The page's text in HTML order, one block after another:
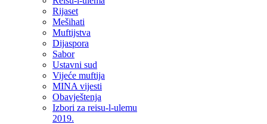
Rijaset
Mešihati
Muftijstva
Dijaspora
Sabor
Ustavni sud
Vijeće muftija
MINA vijesti
Obavještenja
Izbori za reisu-l-ulemu
2019.